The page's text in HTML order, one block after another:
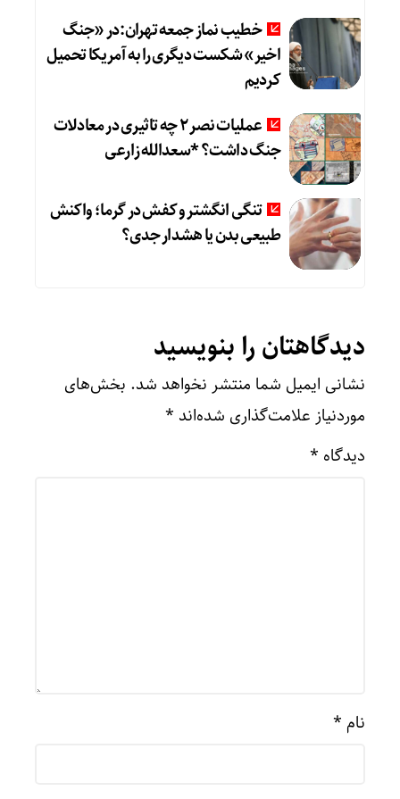
خطیب نماز جمعه تهران:در «جنگ
اخیر» شکست دیگری را به آمریکا تحمیل
کردیم
عملیات نصر ۲ چه تاثیری در معادلات
جنگ داشت؟ *سعدالله زارعی
تنگی انگشتر و کفش در گرما؛ واکنش
طبیعی بدن یا هشدار جدی؟
دیدگاهتان را بنویسید
نشانی ایمیل شما منتشر نخواهد شد. بخش‌های
موردنیاز علامت‌گذاری شده‌اند *
دیدگاه *
نام *